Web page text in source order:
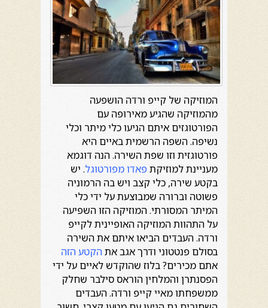
המוזיקה של קייפ ורדה הושפעה
מהמוזיקה שהגיע מאירופה עם
הפורטוגזים איתם הגיעו כלי מיתר וכלי
נשיפה. השפה הרשמית באיים היא
פורטוגזית וזו שפת השירה. הנה דוגמא
מעניינת למוזיקת פאדו מפורטוגל. יש
בקטע שירה, כלי קצב ויש בה הרמוניה
פשוטה וברורה שמבוצעת על ידי כלי
המיתר המסורתי. המוזיקה הזו השפיעה
על התהוות המוזיקה האופיינית לקייפ
ורדה. העבדים הביאו איתם את השירה
בסולם פנטטוני ודרך אגב את הקטע הזה
אתם מכירים? בלוז שהוקדש לאיים על ידי
הפסנתרן והמלחין הוראס סילבר שחלק
ממשפחתו מאיי קייפ ורדה. העבדים